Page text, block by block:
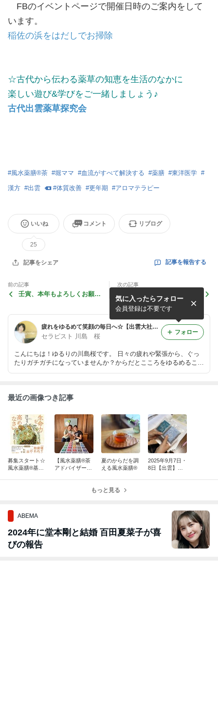
FBのイベントページで開催日時のご案内をして
います。
稲佐の浜をはだしでお掃除
☆古代から伝わる薬草の知恵を生活のなかに
楽しい遊び&学びをご一緒しましょう♪
古代出雲薬草探究会
#風水薬膳®茶 #堀ママ #血流がすべて解決する #薬膳 #東洋医学 #
漢方 #出雲 #体質改善 #更年期 #アロマテラピー
いいね
25
コメント リブログ
記事をシェア 記事を報告する
前の記事
壬寅、本年もよろしくお願い
次の記事
冬のおすすめプラン2021～2
022
疲れをゆるめて笑顔の毎日へ☆【出雲大社・神門通り】アロマ&風水薬膳®︎リラクセーションスペース ゆるり
セラピスト 川島 桜
こんにちは！ゆるりの川島桜です。 日々の疲れや緊張から、ぐっ
たりガチガチになっていませんか？からだとこころをゆるめること
気に入ったらフォロー
会員登録は不要です
フォロー
最近の画像つき記事
募集スタート☆
風水薬膳®基礎
【風水薬膳®茶
アドバイザー講
夏のからだを調
える風水薬膳®︎
2025年9月7日・
8日【出雲】風
もっと見る
ABEMA
2024年に堂本剛と結婚 百田夏菜子が喜
びの報告